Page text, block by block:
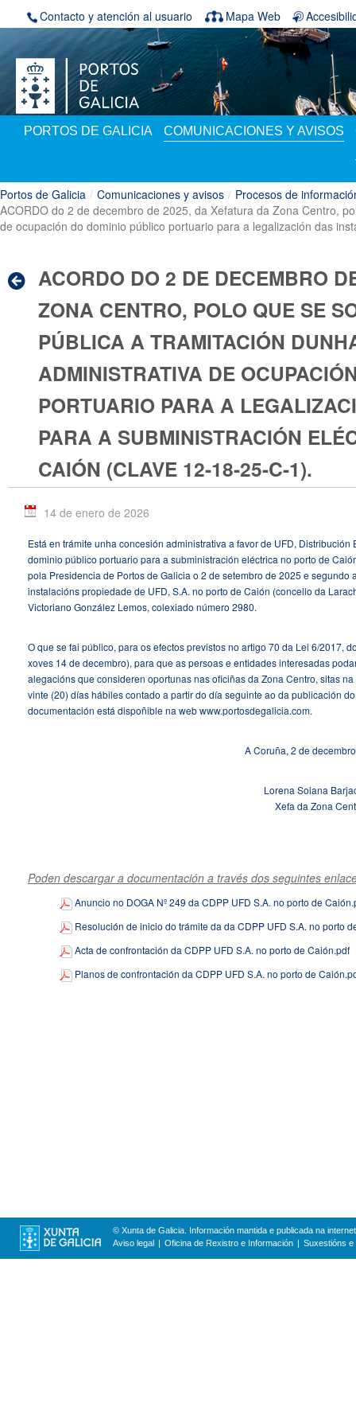
Saltar al contenido
Contacto y atención al usuario Mapa Web
PORTOS DE GALICIA COMUNICACIONES Y AVISOS
Portos de Galicia / Comunicaciones y avisos / Procesos de
ACORDO do 2 de decembro de 2025, da Xefatura da Zona Centro,
de ocupación do dominio público portuario para a legalización das
ACORDO DO 2 DE DECEMBRO
ZONA CENTRO, POLO QUE SE
PÚBLICA A TRAMITACIÓN
ADMINISTRATIVA DE
PORTUARIO PARA A
PARA A SUBMINISTRACIÓN
CAIÓN (CLAVE 12-18-25-C-1).
14 de enero de 2026
Está en trámite unha concesión administrativa a favor de UFD,
dominio público portuario para a subministración eléctrica no porto de
pola Presidencia de Portos de Galicia o 2 de setembro de 2025 e
instalacións propiedade de UFD, S.A. no porto de Caión (concello da
Victoriano González Lemos, colexiado número 2980.
O que se fai público, para os efectos previstos no artigo 70 da Lei 6/2017,
xoves 14 de decembro), para que as persoas e entidades interesadas
alegacións que consideren oportunas nas oficiñas da Zona Centro, sitas
vinte (20) días hábiles contado a partir do día seguinte ao da publicación
documentación está dispoñible na web www.portosdegalicia.com.
A Coruña, 2 de
Lorena Solana
Xefa da Zona
Poden descargar a documentación a través dos seguintes
Anuncio no DOGA Nº 249 da CDPP UFD S.A. no porto de
Resolución de inicio do trámite da da CDPP UFD S.A. no porto
Acta de confrontación da CDPP UFD S.A. no porto de Caión.pdf
Planos de confrontación da CDPP UFD S.A. no porto de
© Xunta de Galicia. Información mantida e publicada na
Aviso legal
Oficina de Rexistro e Información Suxestións e